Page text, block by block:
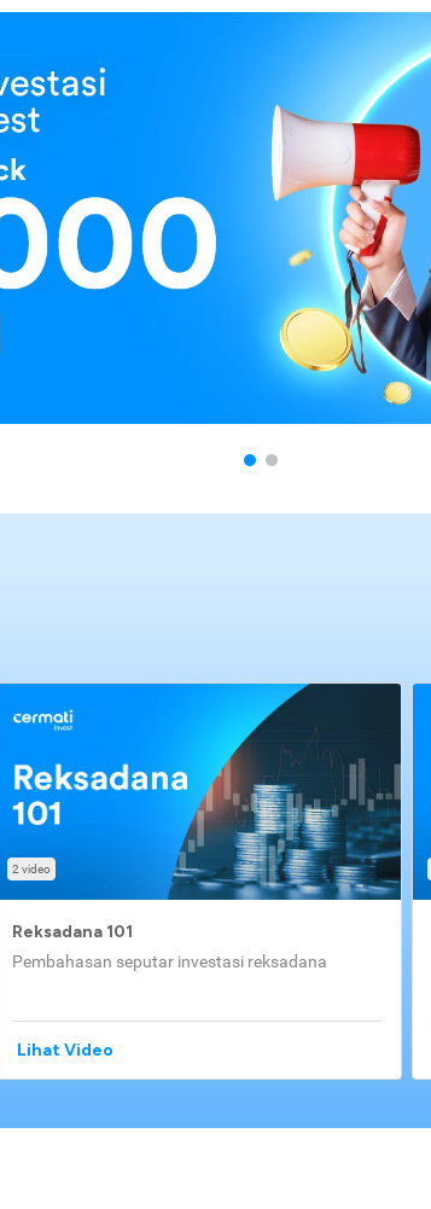
2 video
Reksadana 101
Pembahasan seputar investasi reksadana
Lihat Video